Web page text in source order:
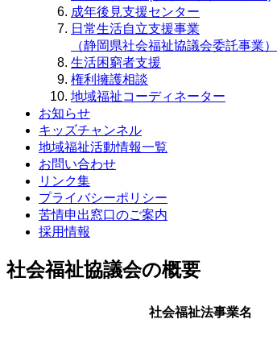
成年後見支援センター
日常生活自立支援事業
（静岡県社会福祉協議会委託事業）
生活困窮者支援
権利擁護相談
地域福祉コーディネーター
お知らせ
キッズチャンネル
地域福祉活動情報一覧
お問い合わせ
リンク集
プライバシーポリシー
苦情申出窓口のご案内
採用情報
社会福祉協議会の概要
社会福祉法事業名